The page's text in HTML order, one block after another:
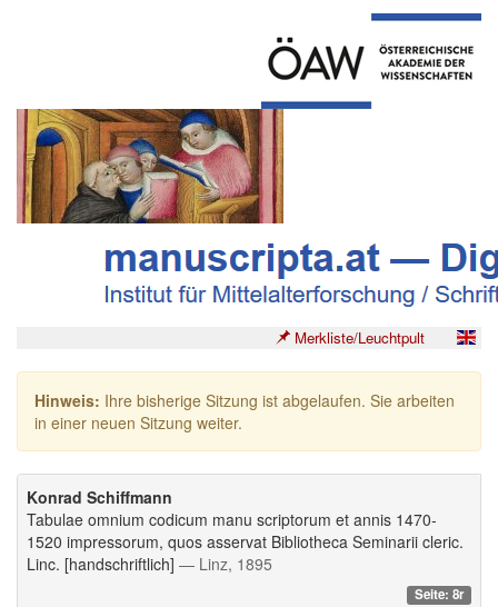
Merkliste/Leuchtpult
Hinweis: Ihre bisherige Sitzung ist abgelaufen. Sie arbeiten
in einer neuen Sitzung weiter.
Konrad Schiffmann
Tabulae omnium codicum manu scriptorum et annis 1470-
1520 impressorum, quos asservat Bibliotheca Seminarii cleric.
Linc. [handschriftlich] — Linz, 1895
Seite: 8r